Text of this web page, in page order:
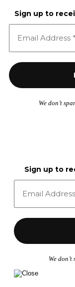
Sign up to
We don’t
Sign up to
We